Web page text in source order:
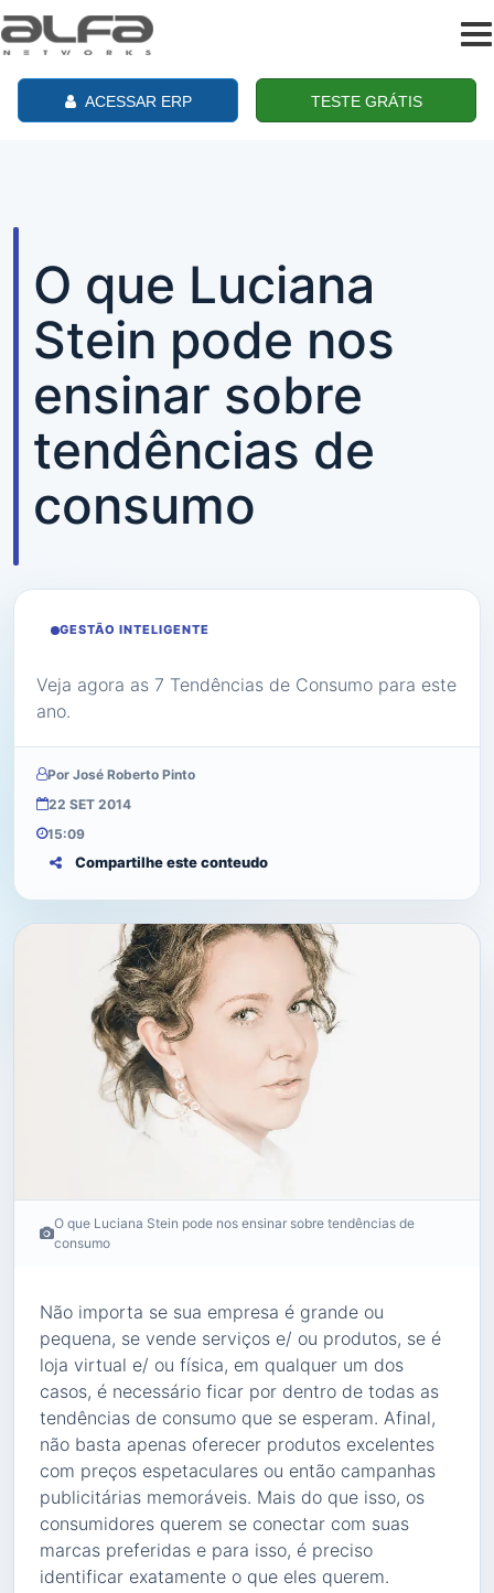
ACESSAR ERP TESTE GRÁTIS
O que Luciana
Stein pode nos
ensinar sobre
tendências de
consumo
GESTÃO INTELIGENTE
Veja agora as 7 Tendências de Consumo para este
ano.
Por José Roberto Pinto
22 SET 2014
15:09
Compartilhe este conteudo
O que Luciana Stein pode nos ensinar sobre tendências de
consumo
Não importa se sua empresa é grande ou
pequena, se vende serviços e/ ou produtos, se é
loja virtual e/ ou física, em qualquer um dos
casos, é necessário ficar por dentro de todas as
tendências de consumo que se esperam. Afinal,
não basta apenas oferecer produtos excelentes
com preços espetaculares ou então campanhas
publicitárias memoráveis. Mais do que isso, os
consumidores querem se conectar com suas
marcas preferidas e para isso, é preciso
identificar exatamente o que eles querem.